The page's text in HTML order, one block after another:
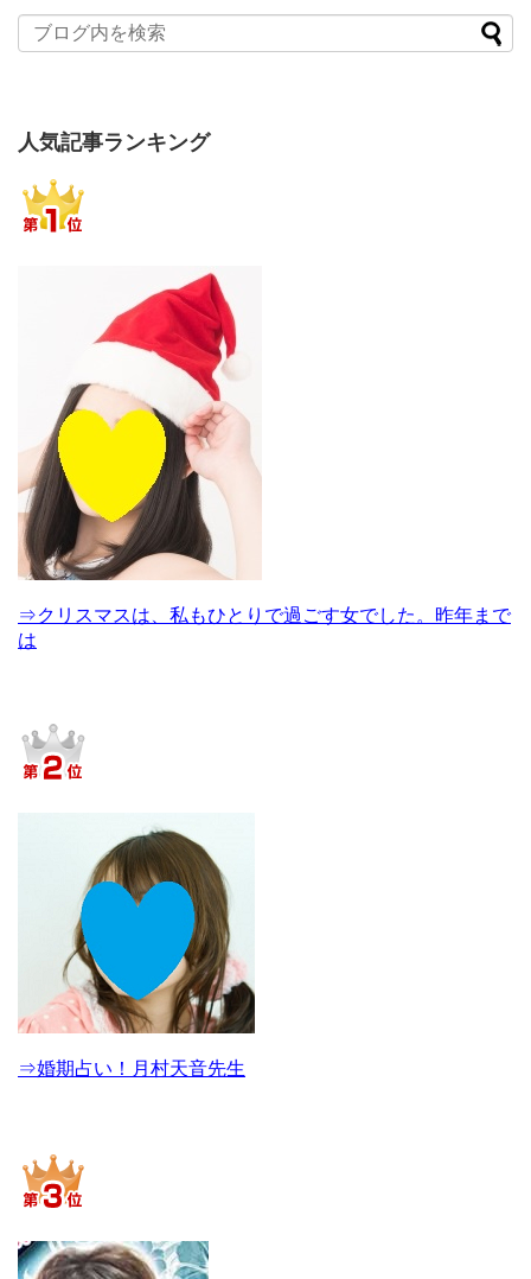
人気記事ランキング
⇒クリスマスは、私もひとりで過ごす女でした。昨年まで
は
⇒婚期占い！月村天音先生